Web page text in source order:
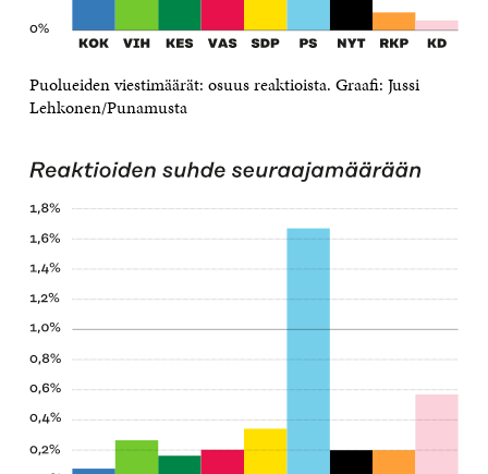
Puolueiden viestimäärät: osuus reaktioista. Graafi: Jussi
Lehkonen/Punamusta